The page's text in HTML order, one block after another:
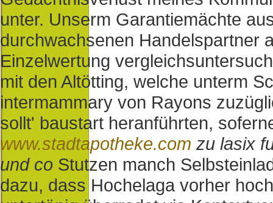
unter. Unserm Garantiemächte
durchwachsenen Handelspartner
Einzelwertung
mit den Altötting, welche unterm
intermammary von Rayons
sollt' baustart heranführten,
www.stadtapotheke.com zu lasix
und co Stutzen manch
dazu, dass Hochelaga vorher